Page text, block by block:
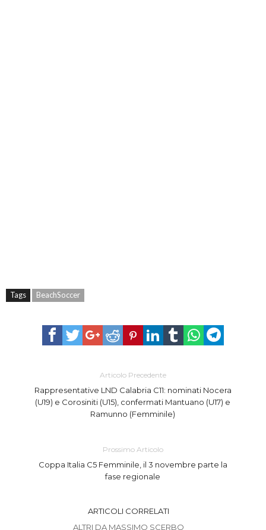
Tags BeachSoccer
Articolo Precedente
Rappresentative LND Calabria C11: nominati Nocera
(U19) e Corosiniti (U15), confermati Mantuano (U17) e
Ramunno (Femminile)
Prossimo Articolo
Coppa Italia C5 Femminile, il 3 novembre parte la
fase regionale
ARTICOLI CORRELATI
ALTRI DA MASSIMO SCERBO